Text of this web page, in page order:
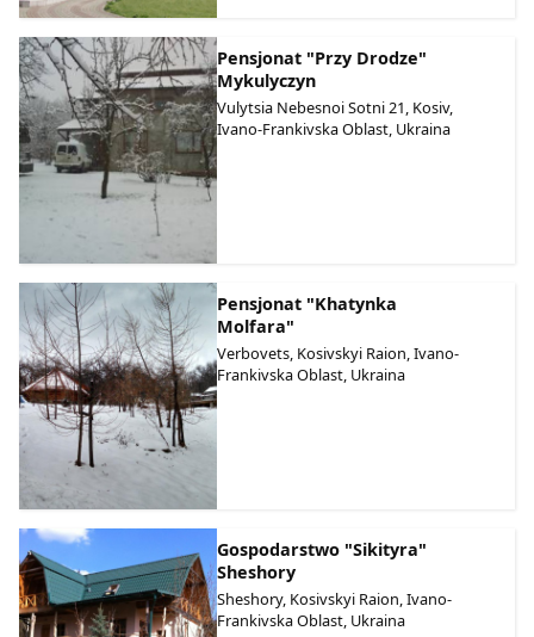
Pensjonat "Przy Drodze"
Mykulyczyn
Vulytsia Nebesnoi Sotni 21, Kosiv,
Ivano-Frankivska Oblast, Ukraina
Pensjonat "Khatynka
Molfara"
Verbovets, Kosivskyi Raion, Ivano-
Frankivska Oblast, Ukraina
Gospodarstwo "Sikityra"
Sheshory
Sheshory, Kosivskyi Raion, Ivano-
Frankivska Oblast, Ukraina